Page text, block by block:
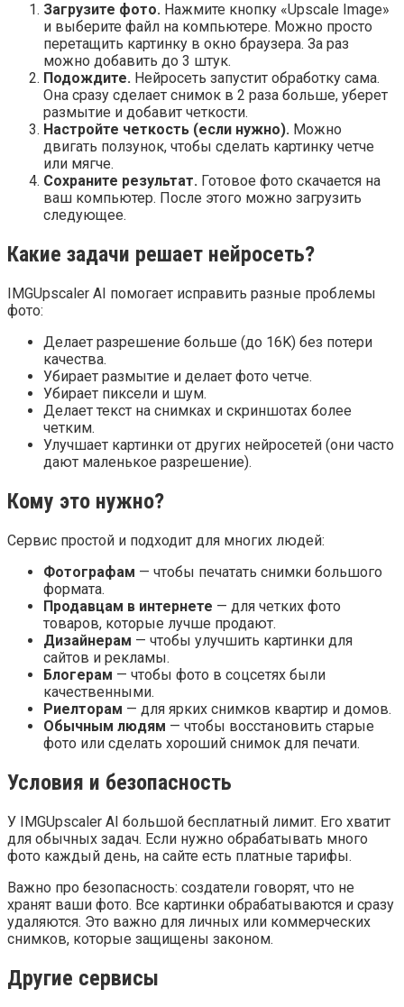
Загрузите фото. Нажмите кнопку «Upscale Image»
и выберите файл на компьютере. Можно просто
перетащить картинку в окно браузера. За раз
можно добавить до 3 штук.
Подождите. Нейросеть запустит обработку сама.
Она сразу сделает снимок в 2 раза больше, уберет
размытие и добавит четкости.
Настройте четкость (если нужно). Можно
двигать ползунок, чтобы сделать картинку четче
или мягче.
Сохраните результат. Готовое фото скачается на
ваш компьютер. После этого можно загрузить
следующее.
Какие задачи решает нейросеть?
IMGUpscaler AI помогает исправить разные проблемы
фото:
Делает разрешение больше (до 16K) без потери
качества.
Убирает размытие и делает фото четче.
Убирает пиксели и шум.
Делает текст на снимках и скриншотах более
четким.
Улучшает картинки от других нейросетей (они часто
дают маленькое разрешение).
Кому это нужно?
Сервис простой и подходит для многих людей:
Фотографам — чтобы печатать снимки большого
формата.
Продавцам в интернете — для четких фото
товаров, которые лучше продают.
Дизайнерам — чтобы улучшить картинки для
сайтов и рекламы.
Блогерам — чтобы фото в соцсетях были
качественными.
Риелторам — для ярких снимков квартир и домов.
Обычным людям — чтобы восстановить старые
фото или сделать хороший снимок для печати.
Условия и безопасность
У IMGUpscaler AI большой бесплатный лимит. Его хватит
для обычных задач. Если нужно обрабатывать много
фото каждый день, на сайте есть платные тарифы.
Важно про безопасность: создатели говорят, что не
хранят ваши фото. Все картинки обрабатываются и сразу
удаляются. Это важно для личных или коммерческих
снимков, которые защищены законом.
Другие сервисы